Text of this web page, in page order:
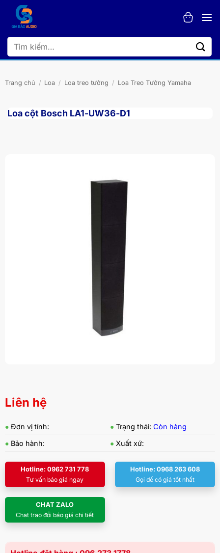
dung
Tìm
kiếm:
Trang chủ / Loa / Loa treo tường / Loa Treo Tường Yamaha
Loa cột Bosch LA1-UW36-D1
Liên hệ
● Đơn vị tính: ● Trạng thái: Còn hàng
● Bảo hành: ● Xuất xứ:
Hotline: 0962 731 778
Tư vấn báo giá ngay
Hotline: 0968 263 608
Gọi để có giá tốt nhất
CHAT ZALO
Chat trao đổi báo giá chi tiết